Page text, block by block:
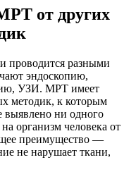
от других
проводится разными
эндоскопию,
УЗИ. МРТ имеет
методик, к которым
выявлено ни одного
организм человека от
преимущество —
не нарушает ткани,